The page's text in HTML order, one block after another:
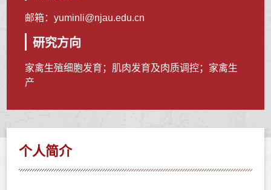
邮箱：yuminli@njau.edu.cn
研究方向
家禽生殖细胞发育；肌肉发育及肉质调控；家禽生
产
个人简介